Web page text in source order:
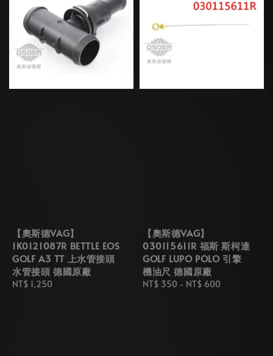
【奧斯德VAG】
1K0121087R BETTLE EOS
GOLF A3 TT 上水管接頭
水管接頭 德國原廠
Regular
NT$ 1,250
【奧斯德VAG】
030115611R 福斯 斯柯達
GOLF LUPO POLO 引擎
機油尺 德國原廠
Regular
NT$ 350 - NT$ 600